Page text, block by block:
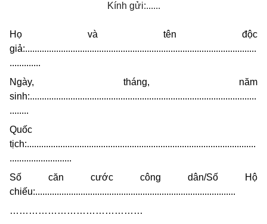
Kính gửi:......
Họ và tên độc
giả:.................................................................................................
.............
Ngày, tháng, năm
sinh:...............................................................................................
........
Quốc
tịch:................................................................................................
..........................
Số căn cước công dân/Số Hộ
chiếu:....................................................................................
……………………………………